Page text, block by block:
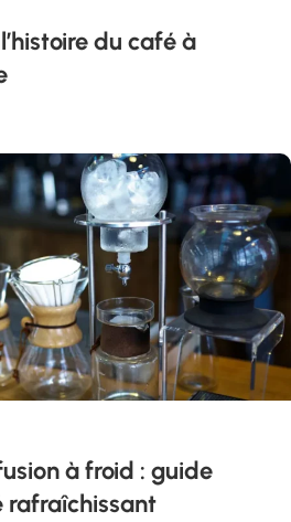
du café à
à froid : guide